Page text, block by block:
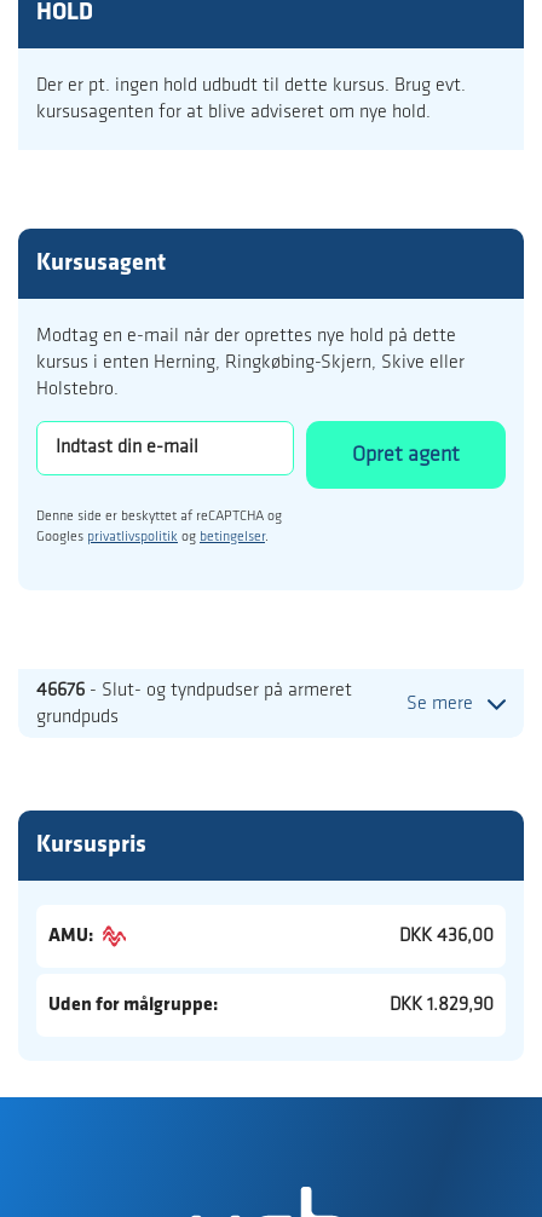
HOLD
Der er pt. ingen hold udbudt til dette kursus. Brug evt.
kursusagenten for at blive adviseret om nye hold.
Kursusagent
Modtag en e-mail når der oprettes nye hold på dette
kursus i enten Herning, Ringkøbing-Skjern, Skive eller
Holstebro.
Opret agent
Denne side er beskyttet af reCAPTCHA og
Googles privatlivspolitik og betingelser.
46676 - Slut- og tyndpudser på armeret
grundpuds
Se mere
Kursuspris
AMU: DKK 436,00
Uden for målgruppe: DKK 1.829,90